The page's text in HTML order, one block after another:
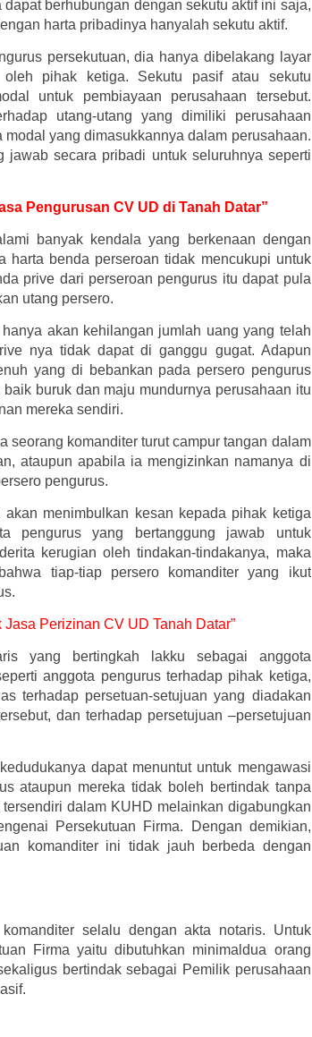
berhubungan dengan sekutu aktif ini saja,
harta pribadinya hanyalah sekutu aktif.
persekutuan, dia hanya dibelakang layar
pihak ketiga. Sekutu pasif atau sekutu
untuk pembiayaan perusahaan tersebut.
utang-utang yang dimiliki perusahaan
yang dimasukkannya dalam perusahaan.
jawab secara pribadi untuk seluruhnya seperti
Pengurusan CV UD di Tanah Datar”
banyak kendala yang berkenaan dengan
harta benda perseroan tidak mencukupi untuk
prive dari perseroan pengurus itu dapat pula
utang persero.
akan kehilangan jumlah uang yang telah
nya tidak dapat di ganggu gugat. Adapun
yang di bebankan pada persero pengurus
buruk dan maju mundurnya perusahaan itu
mereka sendiri.
seorang komanditer turut campur tangan dalam
ataupun apabila ia mengizinkan namanya di
pengurus.
menimbulkan kesan kepada pihak ketiga
pengurus yang bertanggung jawab untuk
kerugian oleh tindakan-tindakanya, maka
tiap-tiap persero komanditer yang ikut
Perizinan CV UD Tanah Datar”
yang bertingkah lakku sebagai anggota
anggota pengurus terhadap pihak ketiga,
terhadap persetuan-setujuan yang diadakan
dan terhadap persetujuan –persetujuan
dapat menuntut untuk mengawasi
ataupun mereka tidak boleh bertindak tanpa
dalam KUHD melainkan digabungkan
Persekutuan Firma. Dengan demikian,
komanditer ini tidak jauh berbeda dengan
selalu dengan akta notaris. Untuk
Firma yaitu dibutuhkan minimaldua orang
bertindak sebagai Pemilik perusahaan